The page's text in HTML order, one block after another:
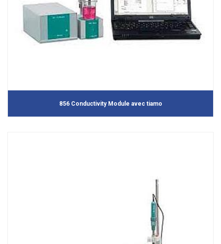
856 Conductivity Module avec tiamo